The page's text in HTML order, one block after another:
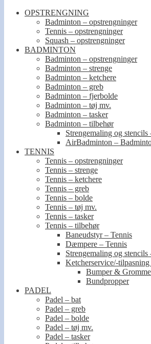
OPSTRENGNING
Badminton – opstrengninger
Tennis – opstrengninger
Squash – opstrengninger
BADMINTON
Badminton – opstrengninger
Badminton – strenge
Badminton – ketchere
Badminton – greb
Badminton – fjerbolde
Badminton – tøj mv.
Badminton – tasker
Badminton – tilbehør
Strengemaling og
AirBadminton –
TENNIS
Tennis – opstrengninger
Tennis – strenge
Tennis – ketchere
Tennis – greb
Tennis – bolde
Tennis – tøj mv.
Tennis – tasker
Tennis – tilbehør
Baneudstyr – Tennis
Dæmpere – Tennis
Strengemaling og stencils
Ketcherservice/-
Bumper &
Bundpropper
PADEL
Padel – bat
Padel – greb
Padel – bolde
Padel – tøj mv.
Padel – tasker